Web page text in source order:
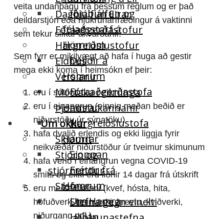
Dagþjálfun Eirar
Fótaaðgerðastofur
Hárgreiðslustofur
Eldhús
Verslanir
Móttaka reikninga
Þjónustukannanir
Um okkur
Skipurit
Stjórn og
stjórnendur
Stefnur
Stefna gegn einelti
Iðjuþjálfun og
félagsstarf á
Hömrum
Deildir á
Hömrum
Fótaaðgerðastofa
Hamrar
Hárgreiðslustofa
Hamrar
Sjoppan
Fréttir frá
Hömrum
Um Hamra
veita undanþágu frá þessum reglum og er það
deildarstjóri eða hjúkrunarfræðingur á vaktinni
sem tekur slíkar ákvarðanir.
Sem fyrr er mikilvægt að hafa í huga að gestir
mega ekki koma í heimsókn ef þeir:
eru í sóttkví
eru í einangrun (einnig meðan beðið er
niðurstöðu úr sýnatöku)
hafa dvalið erlendis og ekki liggja fyrir
neikvæðar niðurstöður úr tveimur skimunum
hafa verið í einangrun vegna COVID-19
smits og ekki eru liðnir 14 dagar frá útskrift
eru með einkenni (kvef, hósta, hita,
höfuðverk, beinverki, þreytu, kviðverki,
niðurgang o.fl.).